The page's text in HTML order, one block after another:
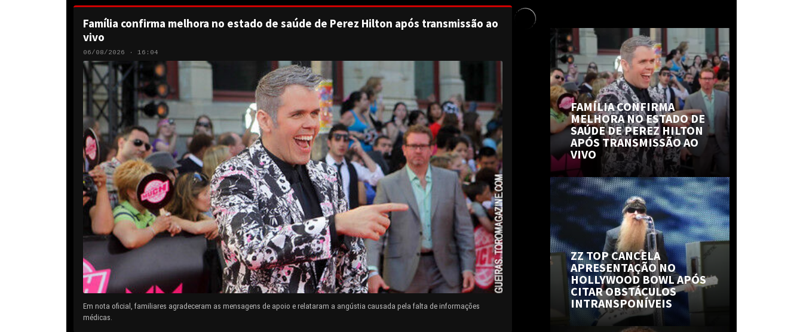
Família confirma melhora no estado de saúde de Perez Hilton após transmissão ao
vivo
06/08/2026 · 16:04
Em nota oficial, familiares agradeceram as mensagens de apoio e relataram a angústia causada pela falta de informações
médicas.
FAMÍLIA CONFIRMA
MELHORA NO ESTADO DE
SAÚDE DE PEREZ HILTON
APÓS TRANSMISSÃO AO
VIVO
ZZ TOP CANCELA
APRESENTAÇÃO NO
HOLLYWOOD BOWL APÓS
CITAR OBSTÁCULOS
INTRANSPONÍVEIS